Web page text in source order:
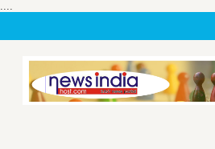
....